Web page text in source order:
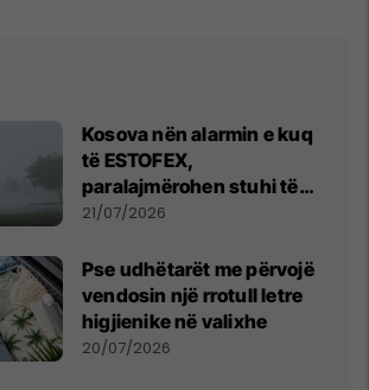
Kosova nën alarmin e kuq
të ESTOFEX,
paralajmërohen stuhi të
fuqishme me breshër dhe
21/07/2026
Pse udhëtarët me përvojë
vendosin një rrotull letre
higjienike në valixhe
20/07/2026